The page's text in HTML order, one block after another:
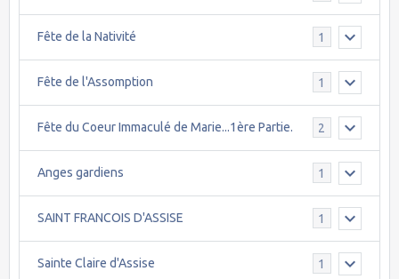
Fête de la Nativité 1
Fête de l'Assomption 1
Fête du Coeur Immaculé de Marie...1ère Partie. 2
Anges gardiens 1
SAINT FRANCOIS D'ASSISE 1
Sainte Claire d'Assise 1